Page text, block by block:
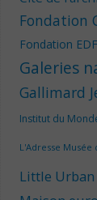
Fondation
Fondation EDF
Galeries
Gallimard
Institut du
L'Adresse Musée
Little Urban